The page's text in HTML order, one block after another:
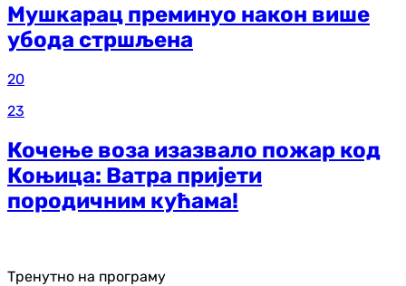
Мушкарац преминуо након више
убода стршљена
20
23
Кочење воза изазвало пожар код
Коњица: Ватра пријети
породичним кућама!
Тренутно на програму